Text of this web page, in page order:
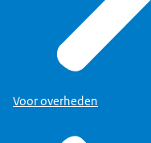
Voor overheden